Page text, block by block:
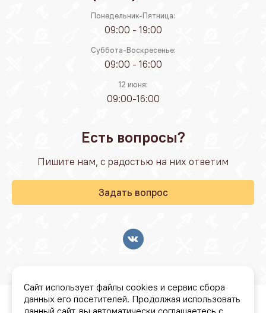
Понедельник-Пятница:
09:00 - 19:00
Суббота-Воскресенье:
09:00 - 16:00
12 июня:
09:00-16:00
Есть вопросы?
Пишите нам, с радостью на них ответим
Задать вопрос
© Стройбаза "Резонанс" 2026
Сайт использует файлы cookies и сервис сбора
данных его посетителей. Продолжая использовать
данный сайт, вы автоматически соглашаетесь с